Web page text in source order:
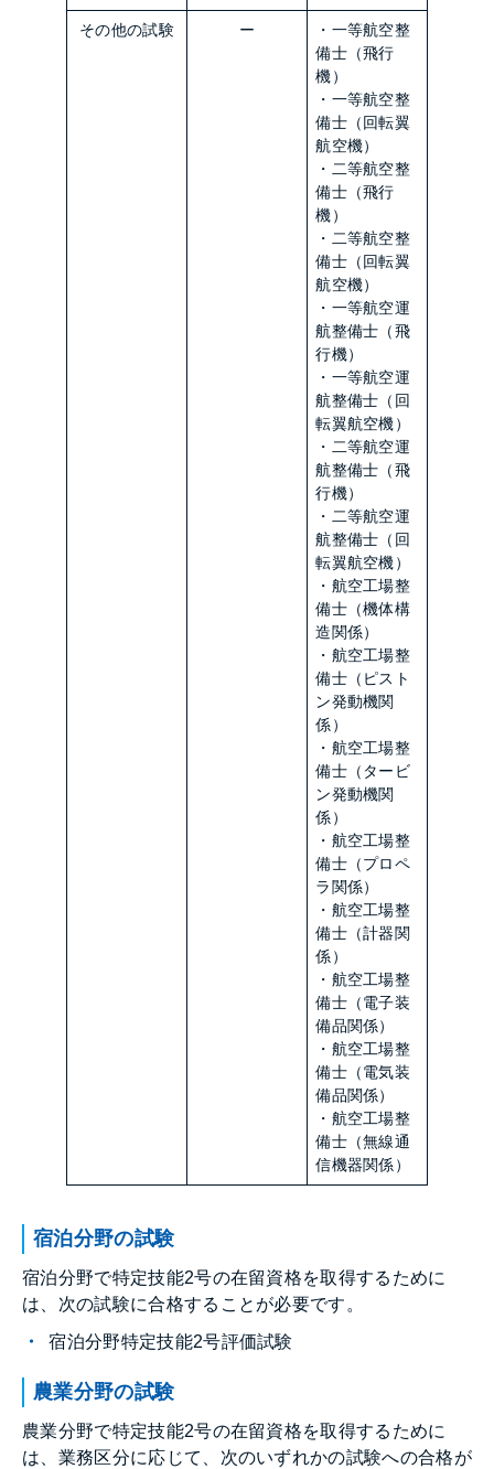
その他の試験 ー
・一等航空整
備士（飛行
機）
・一等航空整
備士（回転翼
航空機）
・二等航空整
備士（飛行
機）
・二等航空整
備士（回転翼
航空機）
・一等航空運
航整備士（飛
行機）
・一等航空運
航整備士（回
転翼航空機）
・二等航空運
航整備士（飛
行機）
・二等航空運
航整備士（回
転翼航空機）
・航空工場整
備士（機体構
造関係）
・航空工場整
備士（ピスト
ン発動機関
係）
・航空工場整
備士（タービ
ン発動機関
係）
・航空工場整
備士（プロペ
ラ関係）
・航空工場整
備士（計器関
係）
・航空工場整
備士（電子装
備品関係）
・航空工場整
備士（電気装
備品関係）
・航空工場整
備士（無線通
信機器関係）
宿泊分野の試験
宿泊分野で特定技能2号の在留資格を取得するために
は、次の試験に合格することが必要です。
宿泊分野特定技能2号評価試験
農業分野の試験
農業分野で特定技能2号の在留資格を取得するために
は、業務区分に応じて、次のいずれかの試験への合格が